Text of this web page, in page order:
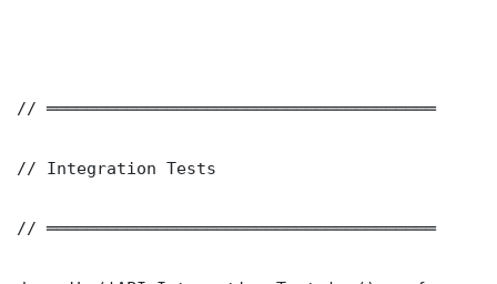
// ═══════════════════════════════════════
// Integration Tests
// ═══════════════════════════════════════